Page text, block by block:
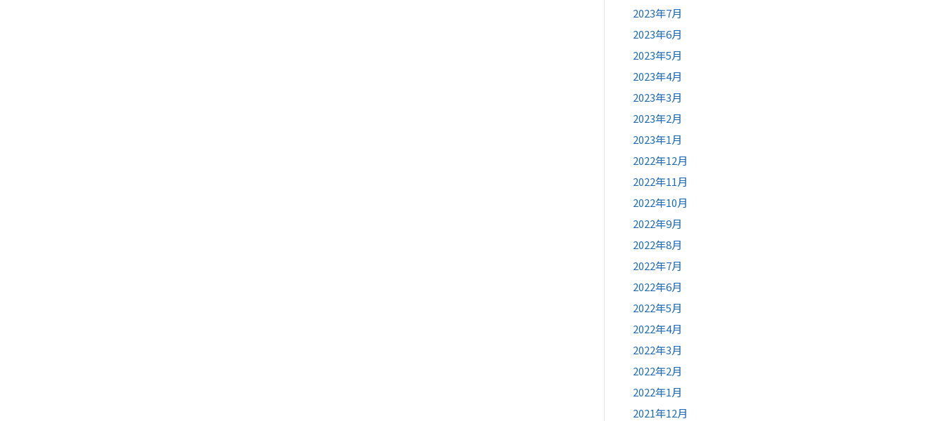
2023年7月
2023年6月
2023年5月
2023年4月
2023年3月
2023年2月
2023年1月
2022年12月
2022年11月
2022年10月
2022年9月
2022年8月
2022年7月
2022年6月
2022年5月
2022年4月
2022年3月
2022年2月
2022年1月
2021年12月